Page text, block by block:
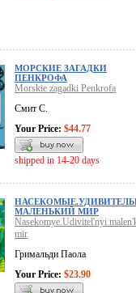
МОРСКИЕ ЗАГАДКИ
ПЕНКРОФА
Morskie zagadki Penkrofa
Смит С.
Your Price: $44.77
shipped in 14-20 days
МАЛЕНЬКИЙ МИР
Nasekomye.Udivitel'nyi
mir
Гримальди Паола
Your Price: $23.90